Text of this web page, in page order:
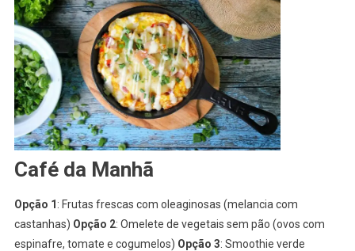
Café da Manhã
Opção 1 : Frutas frescas com oleaginosas (melancia com
castanhas) Opção 2: Omelete de vegetais sem pão (ovos com
espinafre, tomate e cogumelos) Opção 3: Smoothie verde